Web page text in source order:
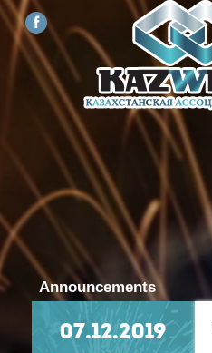
Announcements
07.12.2019